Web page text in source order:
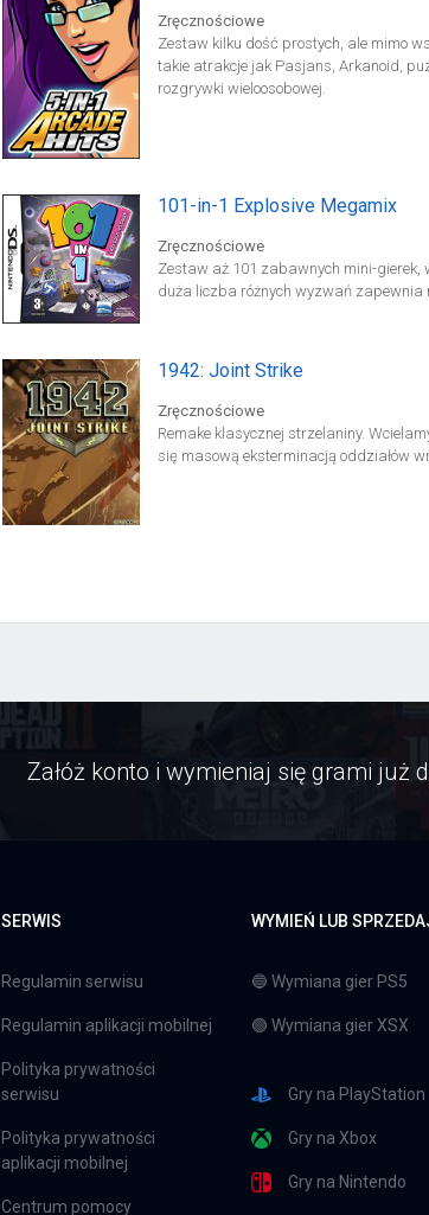
Zręcznościowe
Zestaw kilku dość prostych, ale mimo
takie atrakcje jak Pasjans, Arkanoid,
rozgrywki wieloosobowej.
101-in-1 Explosive Megamix
Zręcznościowe
Zestaw aż 101 zabawnych mini-gierek,
duża liczba różnych wyzwań zapewnia
1942: Joint Strike
Zręcznościowe
Remake klasycznej strzelaniny.
się masową eksterminacją oddziałów
Załóż konto i wymieniaj się grami już
SERWIS
Regulamin serwisu
Regulamin aplikacji mobilnej
Polityka prywatności
serwisu
Polityka prywatności
aplikacji mobilnej
Centrum pomocy
WYMIEŃ LUB
🔵 Wymiana gier PS5
🟢 Wymiana gier XSX
Gry na PlayStation
Gry na Xbox
Gry na Nintendo